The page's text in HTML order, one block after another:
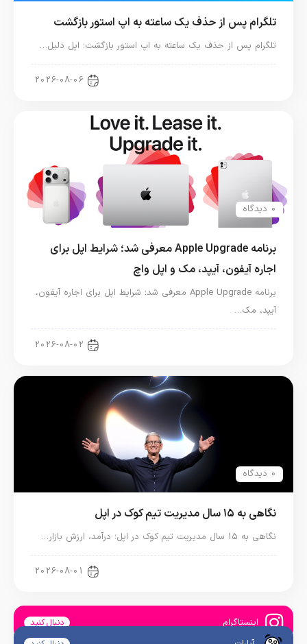
تلگرام پس از حذف یک ساعته به اپ استور بازگشت
تلگرام پس از حذف یک ساعته به اپ استور بازگشت؛ اپل دلیل…
2026-08-06
0 دیدگاه
برنامه Apple Upgrade معرفی شد؛ شرایط اپل برای
اجاره آیفون، آیپد، مک و اپل واچ
برنامه Apple Upgrade معرفی شد؛ شرایط اپل برای اجاره آیفون،
آیپد، مک…
2026-08-02
0 دیدگاه
نگاهی به ۱۵ سال مدیریت تیم کوک در اپل
نگاهی به ۱۵ سال مدیریت تیم کوک در اپل؛ درآمد، ارزش بازار…
2026-08-01
اینستاگرام دنبال کنید